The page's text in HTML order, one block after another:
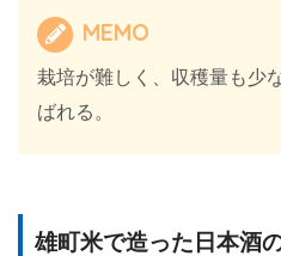
MEMO
栽培が難しく、収穫量も少
ばれる。
雄町米で造った日本酒